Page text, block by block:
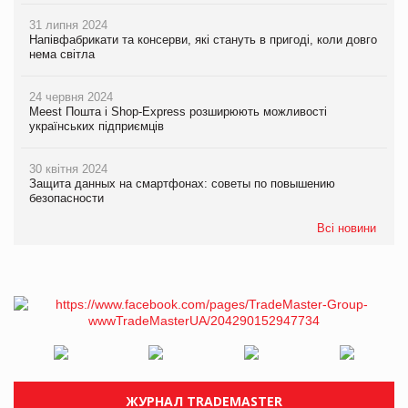
31 липня 2024
Напівфабрикати та консерви, які стануть в пригоді, коли довго
нема світла
24 червня 2024
Meest Пошта і Shop-Express розширюють можливості
українських підприємців
30 квітня 2024
Защита данных на смартфонах: советы по повышению
безопасности
Всі новини
ЖУРНАЛ TRADEMASTER